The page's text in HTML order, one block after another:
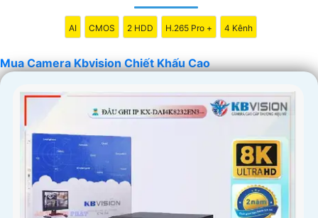
AI CMOS 2 HDD H.265 Pro + 4 Kênh
Mua Camera Kbvision Chiết Khấu Cao